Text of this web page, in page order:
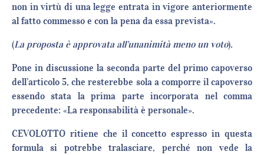
non in virtù di una legge entrata in vigore anteriormente
al fatto commesso e con la pena da essa prevista».
(La proposta è approvata all’unanimità meno un voto).
Pone in discussione la seconda parte del primo capoverso
dell’articolo 5, che resterebbe sola a comporre il capoverso
essendo stata la prima parte incorporata nel comma
precedente: «La responsabilità è personale».
CEVOLOTTO ritiene che il concetto espresso in questa
formula si potrebbe tralasciare, perché non vede la